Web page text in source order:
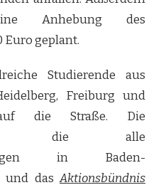
Anhebung des
Euro geplant.
Studierende aus
Freiburg und
die Straße. Die
die alle
in Baden-
und dasAktionsbündnis